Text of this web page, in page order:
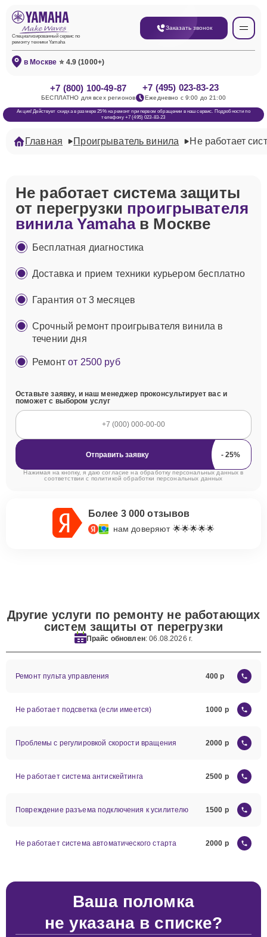
Специализированный сервис по
ремонту техники Yamaha
Заказать звонок
в Москве ⭐ 4.9 (1000+)
+7 (800) 100-49-87
БЕСПЛАТНО для всех регионов
+7 (495) 023-83-23
Ежедневно с 9:00 до 21:00
Акция! Действует скидка в размере 25% на ремонт при первом обращении в наш сервис. Подробности по
телефону +7 (495) 023-83-23
Главная Проигрыватель винила Не работает
Не работает система защиты
от перегрузки проигрывателя
винила Yamahaв Москве
Бесплатная диагностика
Доставка и прием техники курьером бесплатно
Гарантия от 3 месяцев
Срочный ремонт проигрывателя винила в
течении дня
Ремонтот 2500 руб
Оставьте заявку, и наш менеджер проконсультирует вас и
поможет с выбором услуг
Отправить заявку
Нажимая на кнопку, я даю согласие на обработку персональных данных в
соответствии с политикой обработки персональных данных
Более 3 000 отзывов
нам доверяют 🌟🌟🌟🌟🌟
Другие услуги по ремонту не работающих
систем защиты от перегрузки
Прайс обновлен: 06.08.2026 г.
Ремонт пульта управления 400
Не работает подсветка (если имеется) 1000
Проблемы с регулировкой скорости вращения 2000
Не работает система антискейтинга 2500
Повреждение разъема подключения к усилителю 1500
Не работает система автоматического старта 2000
Ваша поломка
не указана в списке?